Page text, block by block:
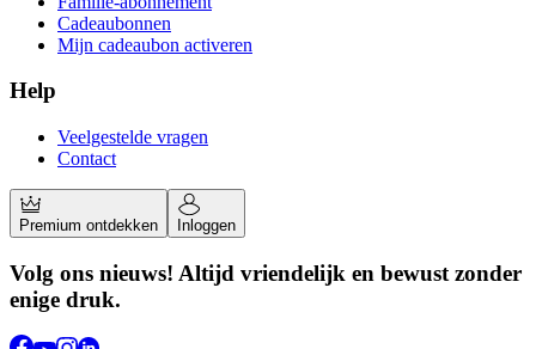
Cadeaubonnen
Mijn cadeaubon activeren
Help
Veelgestelde vragen
Contact
Premium ontdekken Inloggen
Volg ons nieuws! Altijd vriendelijk en bewust zonder
enige druk.